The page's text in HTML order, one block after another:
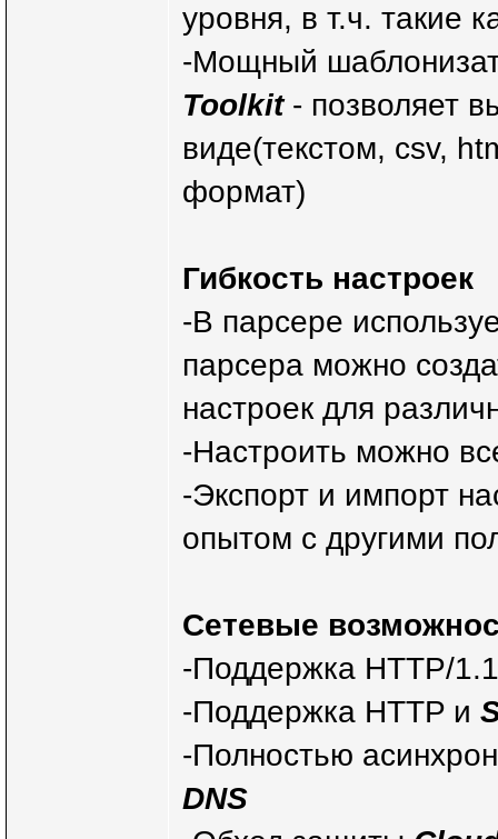
уровня, в т.ч. такие
-Мощный
Toolkit- позволяет
виде(текстом, csv,
формат)
Гибкость настроек
-В парсере
парсера можно
настроек для
-Настроить можно
-Экспорт и импорт
опытом с другими
Сетевые
-Поддержка HTTP/
-Поддержка HTTP и
-Полностью
DNS